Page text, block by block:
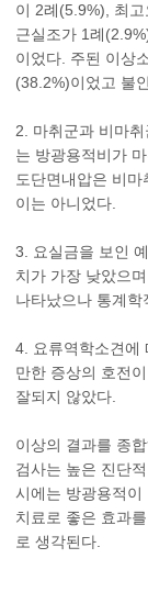
이 2례(5.9%), 최
근실조가 1례
이었다. 주된 이상
(38.2%)이었고 불
2. 마취군과 비마
는 방광용적비가
도단면내압은 비
이는 아니었다.
3. 요실금을 보인
치가 가장 낮았으
나타났으나 통계학
4. 요류역학소견에
만한 증상의 호전
잘되지 않았다.
이상의 결과를 종
검사는 높은 진단
시에는 방광용적이
치료로 좋은 효과
로 생각된다.